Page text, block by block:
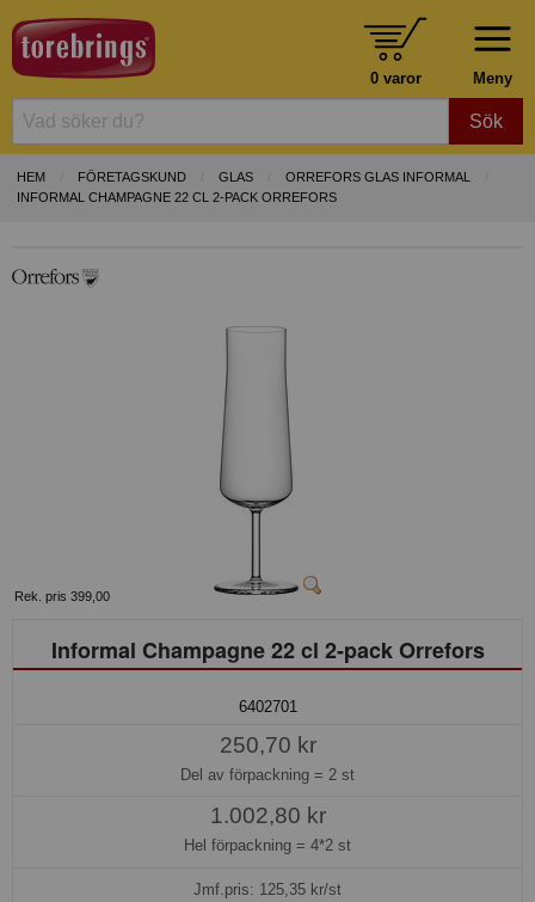
Meny
0 varor
Sök
HEM FÖRETAGSKUND GLAS
ORREFORS GLAS INFORMAL
INFORMAL CHAMPAGNE 22 CL 2-PACK ORREFORS
Rek. pris 399,00
Informal Champagne 22 cl 2-pack Orrefors
6402701
250,70 kr
Del av förpackning = 2 st
1.002,80 kr
Hel förpackning = 4*2 st
Jmf.pris: 125,35 kr/st